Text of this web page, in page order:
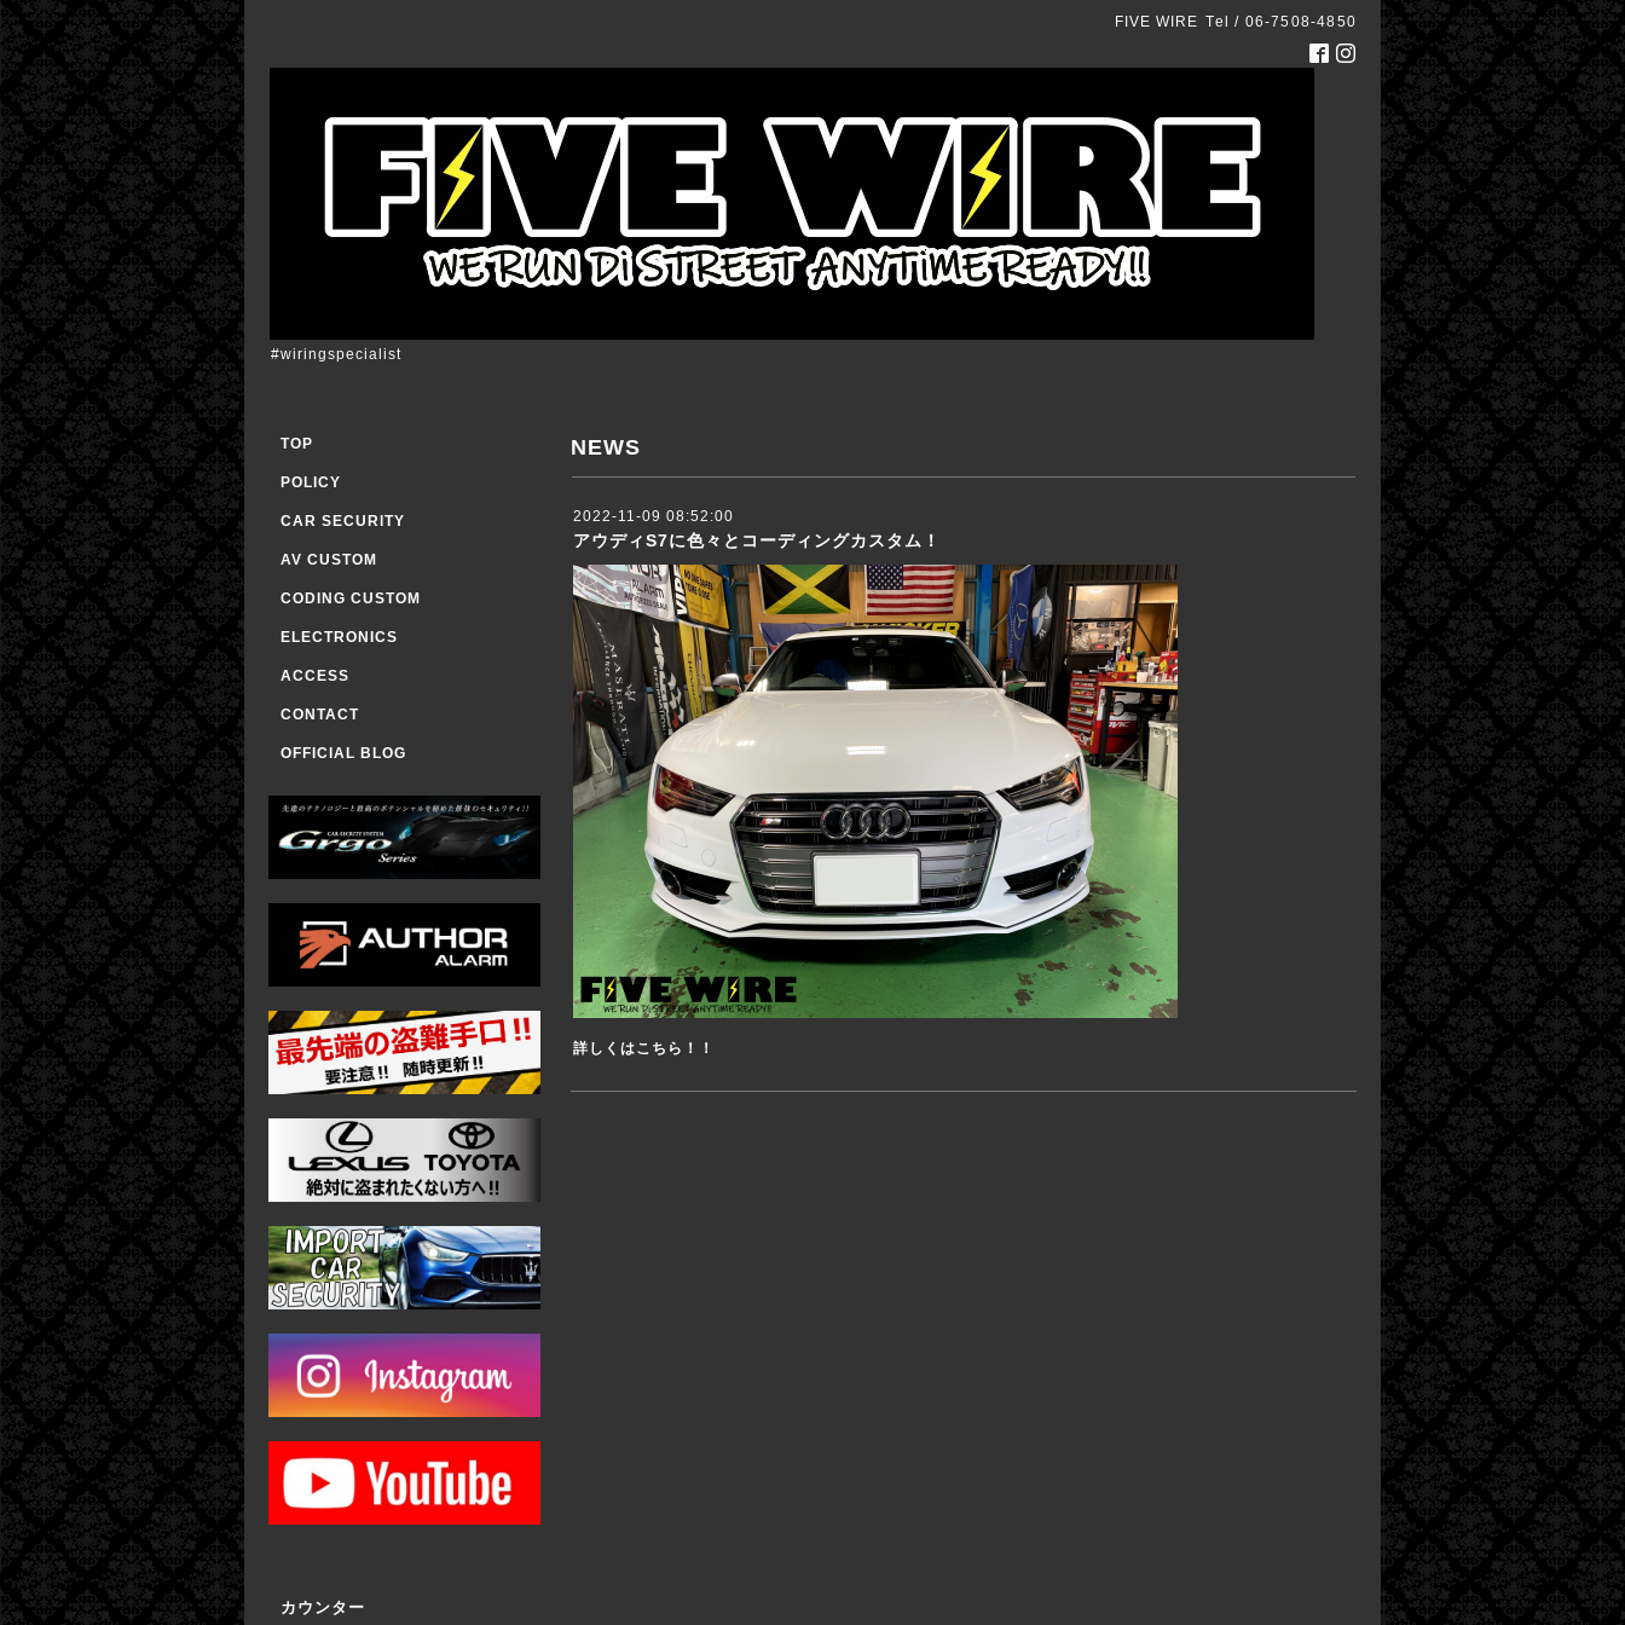
FIVE WIRE Tel / 06-7508-4850
#wiringspecialist
NEWS
2022-11-09 08:52:00
アウディS7に色々とコーディングカスタム！
詳しくはこちら！！
TOP
POLICY
CAR SECURITY
AV CUSTOM
CODING CUSTOM
ELECTRONICS
ACCESS
CONTACT
OFFICIAL BLOG
カウンター